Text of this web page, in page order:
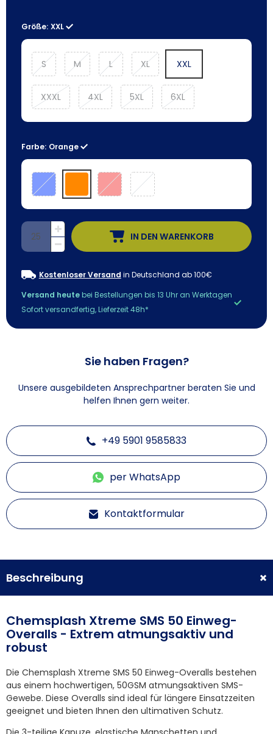
Größe: XXL
S M L XL XXL
XXXL 4XL 5XL 6XL
Farbe: Orange
IN DEN WARENKORB
Kostenloser Versand in Deutschland ab 100€
Versand heutebei Bestellungen bis 13 Uhr an Werktagen
Sofort versandfertig, Lieferzeit 48h*
Sie haben Fragen?
Unsere ausgebildeten Ansprechpartner beraten Sie und
helfen Ihnen gern weiter.
+49 5901 9585833
per WhatsApp
Kontaktformular
Beschreibung
Chemsplash Xtreme SMS 50 Einweg-
Overalls - Extrem atmungsaktiv und
robust
Die Chemsplash Xtreme SMS 50 Einweg-Overalls bestehen
aus einem hochwertigen, 50GSM atmungsaktiven SMS-
Gewebe. Diese Overalls sind ideal für längere Einsatzzeiten
geeignet und bieten Ihnen den ultimativen Schutz.